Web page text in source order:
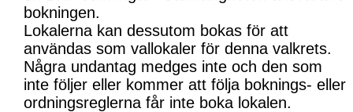
bokningen.
Lokalerna kan dessutom bokas för att
användas som vallokaler för denna valkrets.
Några undantag medges inte och den som
inte följer eller kommer att följa boknings- eller
ordningsreglerna får inte boka lokalen.